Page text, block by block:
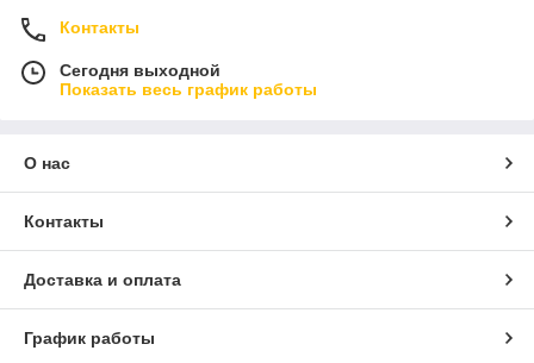
Контакты
Сегодня выходной
Показать весь график работы
О нас
Контакты
Доставка и оплата
График работы